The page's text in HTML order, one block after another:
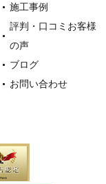
施工事例
評判・口コミお客様
の声
ブログ
お問い合わせ